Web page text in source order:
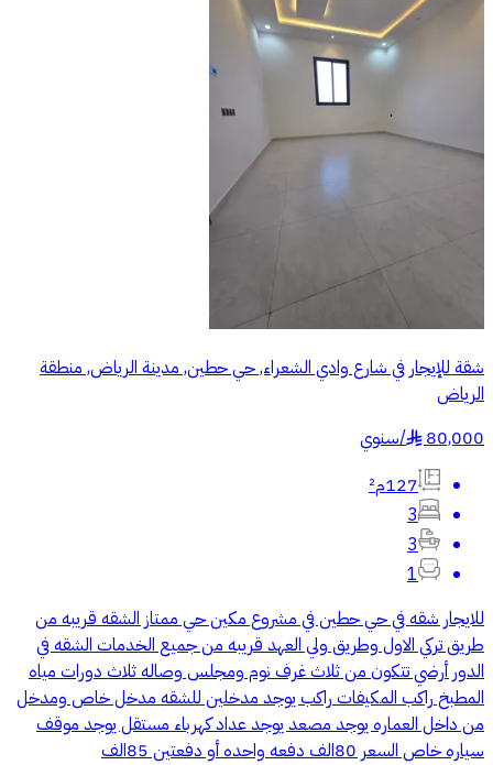
شقة للإيجار في شارع وادي الشعراء, حي حطين, مدينة الرياض, منطقة
الرياض
80,000
§
/سنوي
127م²
3
3
1
للايجار شقه في حي حطين في مشروع مكين حي ممتاز الشقه قريبه من
طريق تركي الاول وطريق ولي العهد قريبه من جميع الخدمات الشقه في
الدور أرضي تتكون من ثلاث غرف نوم ومجلس وصاله ثلاث دورات مياه
المطبخ راكب المكيفات راكب يوجد مدخلين للشقه مدخل خاص ومدخل
من داخل العماره يوجد مصعد يوجد عداد كهرباء مستقل يوجد موقف
سياره خاص السعر 80الف دفعه واحده أو دفعتين 85الف